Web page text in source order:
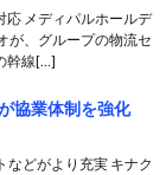
応 メディパルホールデ
が、グループの物流セ
幹線[…]
協業体制を強化
などがより充実 キナク